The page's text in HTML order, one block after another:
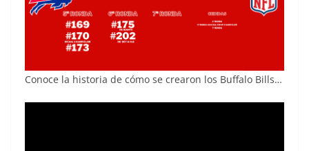
Conoce la historia de cómo se crearon los Buffalo Bills…